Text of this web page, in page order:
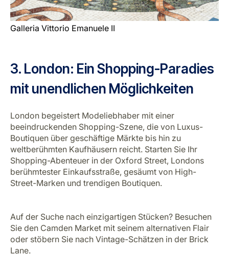
Galleria Vittorio Emanuele II
3. London: Ein Shopping-Paradies
mit unendlichen Möglichkeiten
London begeistert Modeliebhaber mit einer
beeindruckenden Shopping-Szene, die von Luxus-
Boutiquen über geschäftige Märkte bis hin zu
weltberühmten Kaufhäusern reicht. Starten Sie Ihr
Shopping-Abenteuer in der Oxford Street, Londons
berühmtester Einkaufsstraße, gesäumt von High-
Street-Marken und trendigen Boutiquen.
Auf der Suche nach einzigartigen Stücken? Besuchen
Sie den Camden Market mit seinem alternativen Flair
oder stöbern Sie nach Vintage-Schätzen in der Brick
Lane.